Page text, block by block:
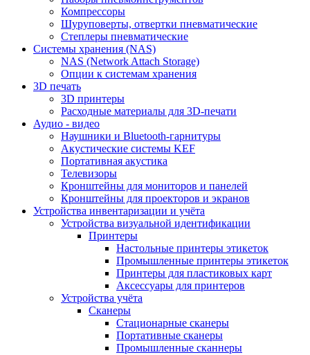
Компрессоры
Шуруповерты, отвертки пневматические
Степлеры пневматические
Cистемы хранения (NAS)
NAS (Network Attach Storage)
Опции к системам хранения
3D печать
3D принтеры
Расходные материалы для 3D-печати
Аудио - видео
Наушники и Bluetooth-гарнитуры
Акустические системы KEF
Портативная акустика
Телевизоры
Кронштейны для мониторов и панелей
Кронштейны для проекторов и экранов
Устройства инвентаризации и учёта
Устройства визуальной идентификации
Принтеры
Настольные принтеры этикеток
Промышленные принтеры этикеток
Принтеры для пластиковых карт
Аксессуары для принтеров
Устройства учёта
Сканеры
Стационарные сканеры
Портативные сканеры
Промышленные сканнеры